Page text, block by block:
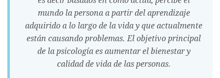
mundo la persona a partir del aprendizaje
adquirido a lo largo de la vida y que actualmente
están causando problemas. El objetivo principal
de la psicología es aumentar el bienestar y
calidad de vida de las personas.